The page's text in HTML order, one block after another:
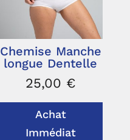
Chemise Manche
longue Dentelle
25,00 €
Achat
Immédiat